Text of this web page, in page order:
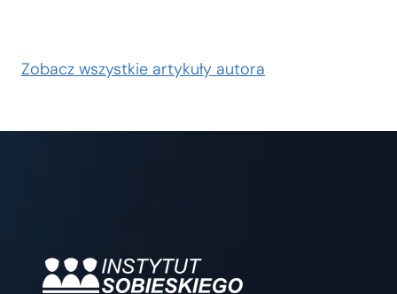
Zobacz wszystkie artykuły autora